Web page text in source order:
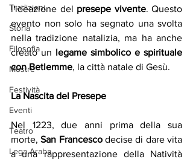
Tradizioni
Storia
Filosofia
Mostre
Festività
Eventi
Teatro
Lega Araba
l'ideazione del presepe vivente. Questo
evento non solo ha segnato una svolta
nella tradizione natalizia, ma ha anche
creato un legame simbolico e spirituale
con Betlemme, la città natale di Gesù.
La Nascita del Presepe
Nel 1223, due anni prima della sua
morte, San Francesco decise di dare vita
a una rappresentazione della Natività